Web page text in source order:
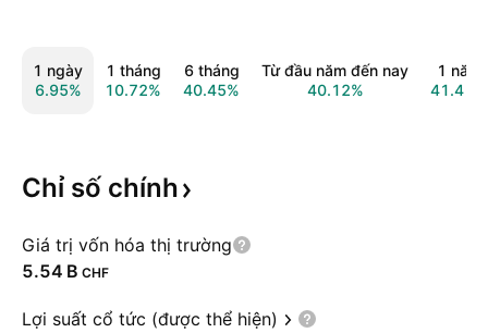
1 ngày
6.95%
1 tháng
10.72%
6 tháng
40.45%
Từ đầu năm đến nay
40.12%
1 năm
41.41%
Chỉ số chính
Giá trị vốn hóa thị trường
‪5.54 B‬ CHF
Lợi suất cổ tức (được thể hiện)